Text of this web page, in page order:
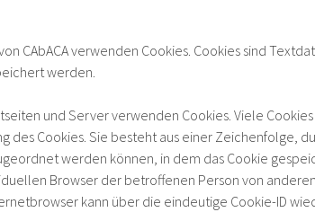
CAbACA verwenden Cookies. Cookies sind
werden.
und Server verwenden Cookies. Viele
des Cookies. Sie besteht aus einer Zeichenfolge,
werden können, in dem das Cookie
Browser der betroffenen Person von
kann über die eindeutige Cookie-ID